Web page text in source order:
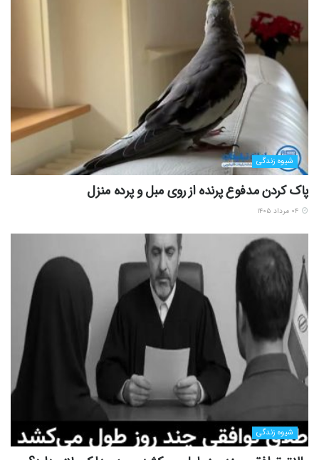
شیوه زندگی
پاک کردن مدفوع پرنده از روی مبل و پرده منزل
شیوه زندگی